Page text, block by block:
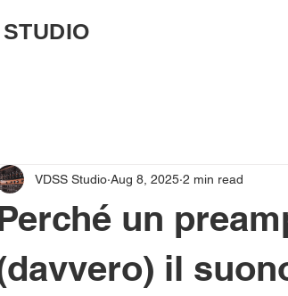
un
il
VDSS Studio Aug 8, 2025 2 min read